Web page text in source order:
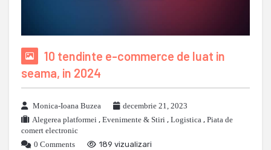
10 tendinte e-commerce de luat in
seama, in 2024
Monica-Ioana Buzea
decembrie 21, 2023
Alegerea platformei , Evenimente & Stiri , Logistica , Piata de
comert electronic
0 Comments
189 vizualizari